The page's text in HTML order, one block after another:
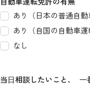
あり（日本の普通自動
あり（自国の自動車運
なし
当⽇相談したいこと、 ⼀